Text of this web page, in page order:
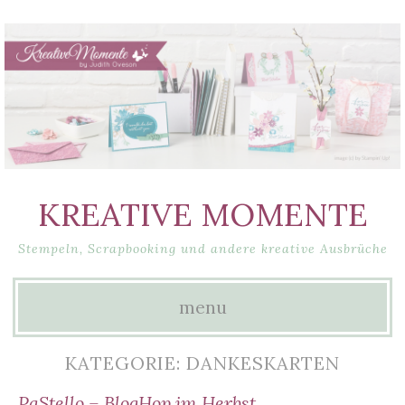
KREATIVE MOMENTE
Stempeln, Scrapbooking und andere kreative Ausbrüche
menu
KATEGORIE: DANKESKARTEN